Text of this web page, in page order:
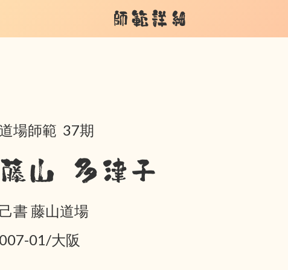
師範詳細
場師範 37期
藤山 多津子
己書 藤山道場
007-01/大阪